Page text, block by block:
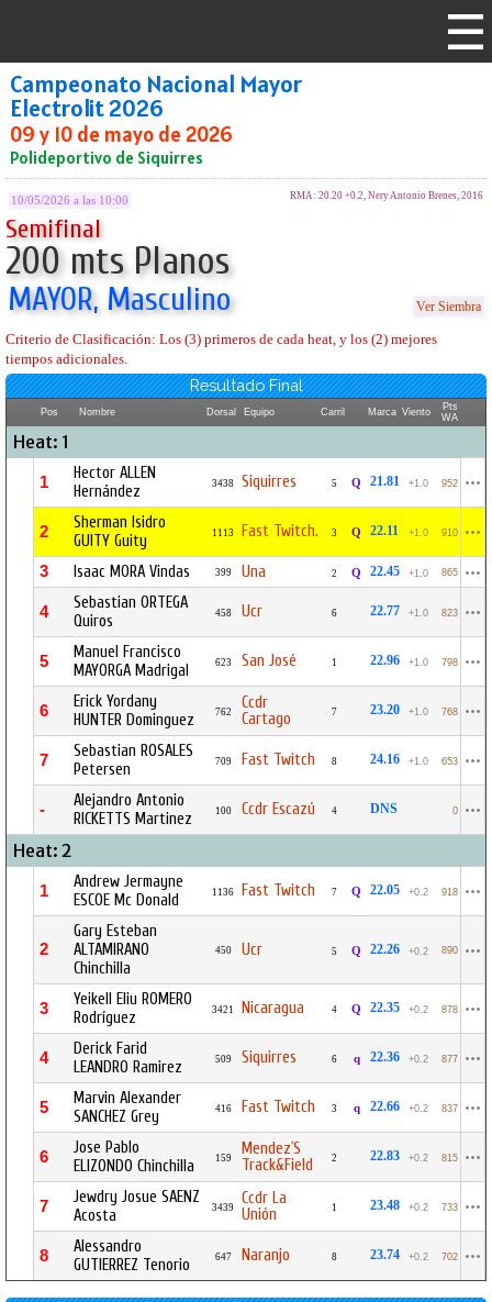
Campeonato Nacional Mayor
Electrolit 2026
09 y 10 de mayo de 2026
Polideportivo de Siquirres
10/05/2026 a las 10:00 RMA: 20.20 +0.2, Nery Antonio Brenes, 2016
Semifinal
200 mts Planos
MAYOR, Masculino Ver Siembra
Criterio de Clasificación: Los (3) primeros de cada heat, y los (2) mejores
tiempos adicionales.
Resultado Final
Pos Nombre Dorsal Equipo Carril Marca Viento
Pts
WA
Heat: 1
1
Hector ALLEN
Hernández
3438 Siquirres 5 Q 21.81 +1.0 952
2
Sherman Isidro
GUITY Guity
1113 Fast Twitch. 3 Q 22.11 +1.0 910
3 Isaac MORA Vindas 399 Una 2 Q 22.45 +1.0 865
4
Sebastian ORTEGA
Quiros
458 Ucr 6 22.77 +1.0 823
5
Manuel Francisco
MAYORGA Madrigal
623 San José 1 22.96 +1.0 798
6
Erick Yordany
HUNTER Dominguez
762
Ccdr
Cartago
7 23.20 +1.0 768
7
Sebastian ROSALES
Petersen
709 Fast Twitch 8 24.16 +1.0 653
-
Alejandro Antonio
RICKETTS Martinez
100 Ccdr Escazú 4 DNS 0
Heat: 2
1
Andrew Jermayne
ESCOE Mc Donald
1136 Fast Twitch 7 Q 22.05 +0.2 918
2
Gary Esteban
ALTAMIRANO
Chinchilla
450 Ucr 5 Q 22.26 +0.2 890
3
Yeikell Eliu ROMERO
Rodríguez
3421 Nicaragua 4 Q 22.35 +0.2 878
4
Derick Farid
LEANDRO Ramirez
509 Siquirres 6 q 22.36 +0.2 877
5
Marvin Alexander
SANCHEZ Grey
416 Fast Twitch 3 q 22.66 +0.2 837
6
Jose Pablo
ELIZONDO Chinchilla
159
Mendez´S
Track&Field
2 22.83 +0.2 815
7
Jewdry Josue SAENZ
Acosta
3439
Ccdr La
Unión
1 23.48 +0.2 733
8
Alessandro
GUTIERREZ Tenorio
647 Naranjo 8 23.74 +0.2 702